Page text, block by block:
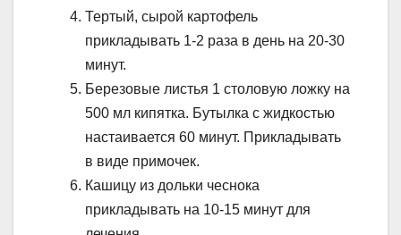
Тертый, сырой картофель
прикладывать 1-2 раза в день на 20-30
минут.
Березовые листья 1 столовую ложку на
500 мл кипятка. Бутылка с жидкостью
настаивается 60 минут. Прикладывать
в виде примочек.
Кашицу из дольки чеснока
прикладывать на 10-15 минут для